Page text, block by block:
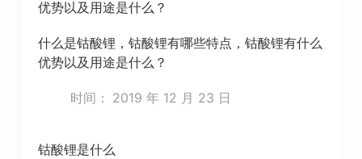
优势以及用途是什么？
什么是钴酸锂，钴酸锂有哪些特点，钴酸锂有什么
优势以及用途是什么？
时间： 2019 年 12 月 23 日
钴酸锂是什么